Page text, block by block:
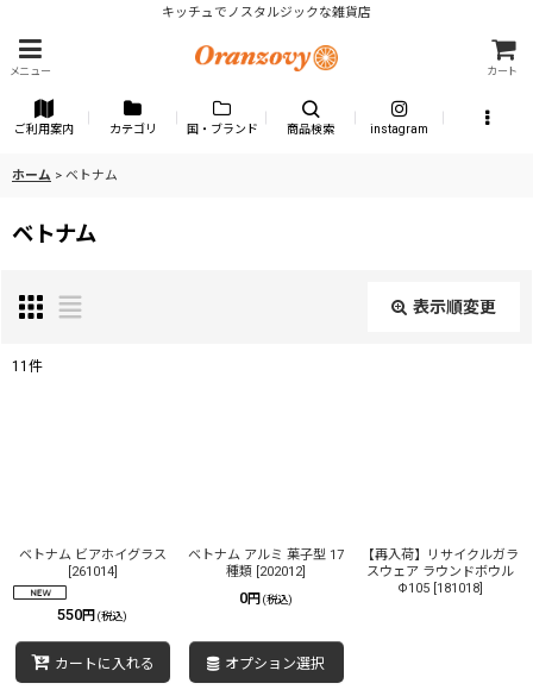
キッチュでノスタルジックな雑貨店
メニュー カート
ご利用案内 カテゴリ 国・ブランド 商品検索 instagram
ホーム > ベトナム
ベトナム
表示順変更
絞り込む
11 件
ベトナム ビアホイグラス
[261014]
550円 (税込)
カートに入れる
ベトナム アルミ 菓子型 17
種類 [202012]
0円 (税込)
オプション選択
【再入荷】リサイクルガラ
スウェア ラウンドボウル
Φ105 [181018]